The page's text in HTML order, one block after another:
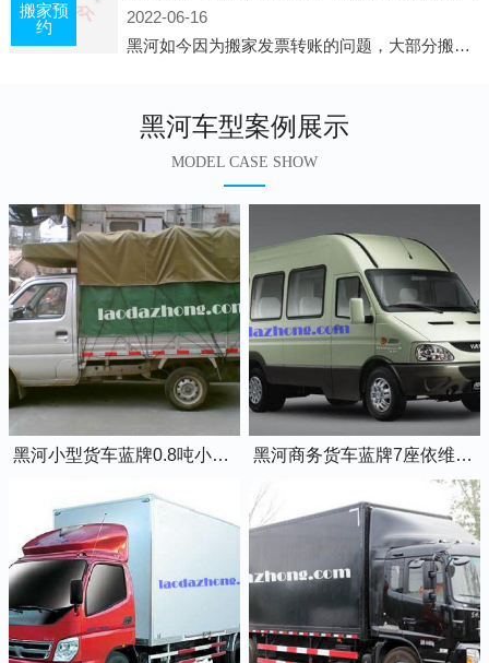
2022-06-16
黑河如今因为搬家发票转账的问题，大部分搬家公司都已经注册了营业执照，早5年前基本上所谓的搬家公司都是无注册状态也就是无照营业，由于企业注册量大增所以各种企业信息展示平台如雨后春笋般遍地开花，如：天眼查，企
黑河车型案例展示
MODEL CASE SHOW
黑河小型货车蓝牌0.8吨小卡车 黑河商务货车蓝牌7座依维柯全顺车
搬家预
约